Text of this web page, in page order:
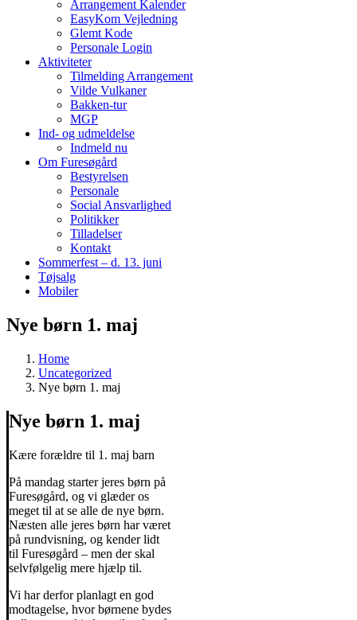
Arrangement Kalender
EasyKom Vejledning
Glemt Kode
Personale Login
Aktiviteter
Tilmelding Arrangement
Vilde Vulkaner
Bakken-tur
MGP
Ind- og udmeldelse
Indmeld nu
Om Furesøgård
Bestyrelsen
Personale
Social Ansvarlighed
Politikker
Tilladelser
Kontakt
Sommerfest – d. 13. juni
Tøjsalg
Mobiler
Nye børn 1. maj
Home
Uncategorized
Nye børn 1. maj
Nye børn 1. maj
Kære forældre til 1. maj barn
På mandag starter jeres børn på
Furesøgård, og vi glæder os
meget til at se alle de nye børn.
Næsten alle jeres børn har været
på rundvisning, og kender lidt
til Furesøgård – men der skal
selvfølgelig mere hjælp til.
Vi har derfor planlagt en god
modtagelse, hvor børnene bydes